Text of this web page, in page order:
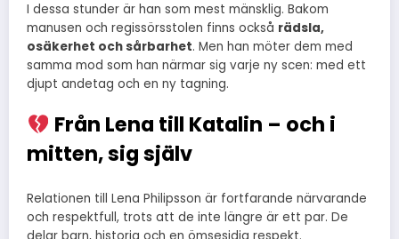
I dessa stunder är han som mest mänsklig. Bakom
manusen och regissörsstolen finns också rädsla,
osäkerhet och sårbarhet. Men han möter dem med
samma mod som han närmar sig varje ny scen: med ett
djupt andetag och en ny tagning.
Från Lena till Katalin – och i
mitten, sig själv
Relationen till Lena Philipsson är fortfarande närvarande
och respektfull, trots att de inte längre är ett par. De